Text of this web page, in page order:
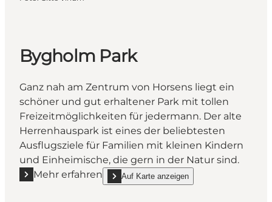
Bygholm Park
Ganz nah am Zentrum von Horsens liegt ein
schöner und gut erhaltener Park mit tollen
Freizeitmöglichkeiten für jedermann. Der alte
Herrenhauspark ist eines der beliebtesten
Ausflugsziele für Familien mit kleinen Kindern
und Einheimische, die gern in der Natur sind.
Mehr erfahren
Mehr erfahren "Bygholm Park"
Auf Karte anzeigen
show Bygholm Park on_map